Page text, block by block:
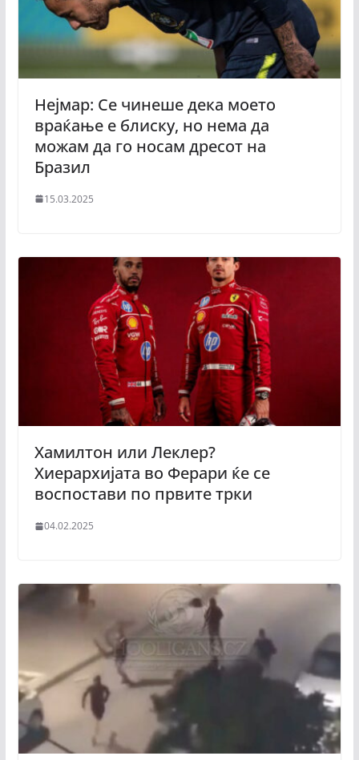
Нејмар: Се чинеше дека моето
враќање е блиску, но нема да
можам да го носам дресот на
Бразил
15.03.2025
Хамилтон или Леклер?
Хиерархијата во Ферари ќе се
воспостави по првите трки
04.02.2025